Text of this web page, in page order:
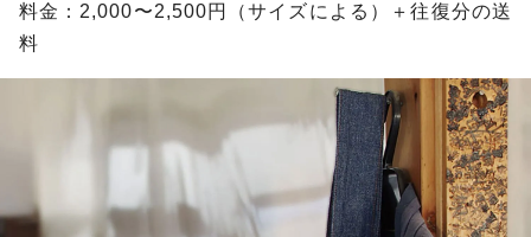
料金：2,000〜2,500円（サイズによる）＋往復分の送
料